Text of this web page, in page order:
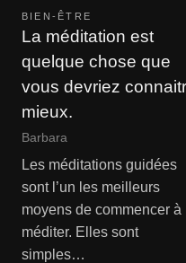
BIEN-ÊTRE
La méditation est
quelque chose que
vous devriez
mieux.
Barbara
Les méditations guidées
sont l’un les meilleurs
moyens de commencer à
méditer. Elles sont
simples…